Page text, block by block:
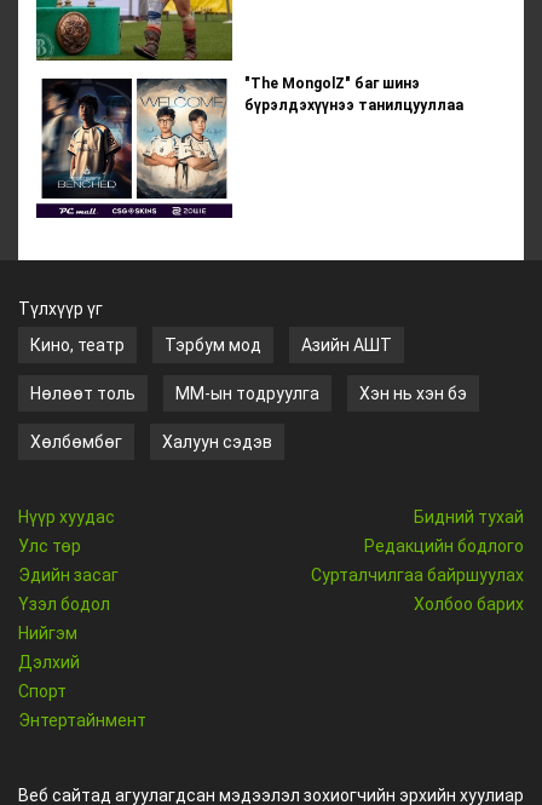
"The MongolZ" баг шинэ
бүрэлдэхүүнээ танилцууллаа
Түлхүүр үг
Кино, театр
Тэрбум мод Азийн АШТ
Нөлөөт толь ММ-ын тодруулга Хэн нь хэн бэ
Хөлбөмбөг Халуун сэдэв
Нүүр хуудас
Улс төр
Эдийн засаг
Үзэл бодол
Нийгэм
Дэлхий
Спорт
Энтертайнмент
Бидний тухай
Редакцийн бодлого
Сурталчилгаа байршуулах
Холбоо барих
Веб сайтад агуулагдсан мэдээлэл зохиогчийн эрхийн хуулиар